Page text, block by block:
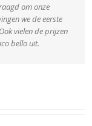
om onze
we de eerste
vielen de prijzen
bello uit.